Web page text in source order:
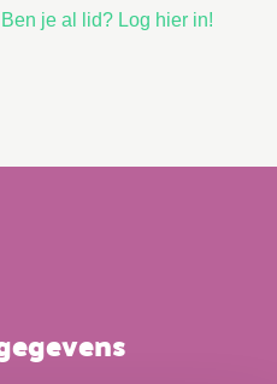
Ben je al lid? Log hier in!